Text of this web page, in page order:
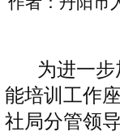
为进一
能培训工作
社局分管领